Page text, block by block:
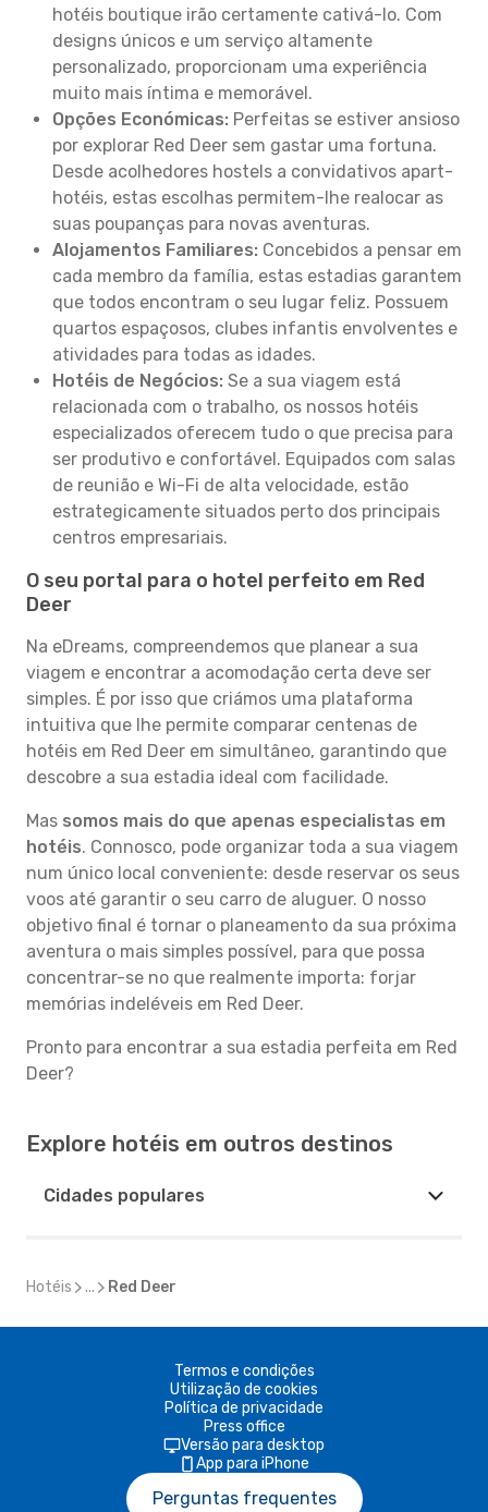
hotéis boutique irão certamente cativá-lo. Com
designs únicos e um serviço altamente
personalizado, proporcionam uma experiência
muito mais íntima e memorável.
Opções Económicas: Perfeitas se estiver ansioso
por explorar Red Deer sem gastar uma fortuna.
Desde acolhedores hostels a convidativos apart-
hotéis, estas escolhas permitem-lhe realocar as
suas poupanças para novas aventuras.
Alojamentos Familiares: Concebidos a pensar em
cada membro da família, estas estadias garantem
que todos encontram o seu lugar feliz. Possuem
quartos espaçosos, clubes infantis envolventes e
atividades para todas as idades.
Hotéis de Negócios: Se a sua viagem está
relacionada com o trabalho, os nossos hotéis
especializados oferecem tudo o que precisa para
ser produtivo e confortável. Equipados com salas
de reunião e Wi-Fi de alta velocidade, estão
estrategicamente situados perto dos principais
centros empresariais.
O seu portal para o hotel perfeito em Red
Deer
Na eDreams, compreendemos que planear a sua
viagem e encontrar a acomodação certa deve ser
simples. É por isso que criámos uma plataforma
intuitiva que lhe permite comparar centenas de
hotéis em Red Deer em simultâneo, garantindo que
descobre a sua estadia ideal com facilidade.
Mas somos mais do que apenas especialistas em
hotéis. Connosco, pode organizar toda a sua viagem
num único local conveniente: desde reservar os seus
voos até garantir o seu carro de aluguer. O nosso
objetivo final é tornar o planeamento da sua próxima
aventura o mais simples possível, para que possa
concentrar-se no que realmente importa: forjar
memórias indeléveis em Red Deer.
Pronto para encontrar a sua estadia perfeita em Red
Deer?
Explore hotéis em outros destinos
Cidades populares
Hotéis ... Red Deer
Termos e condições
Utilização de cookies
Política de privacidade
Press office
Versão para desktop
App para iPhone
Perguntas frequentes